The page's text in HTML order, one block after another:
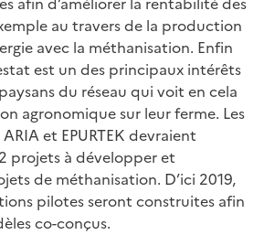
au travers de la production
avec la méthanisation. Enfin
est un des principaux intérêts
du réseau qui voit en cela
agronomique sur leur ferme. Les
et EPURTEK devraient
projets à développer et
de méthanisation. D’ici 2019,
pilotes seront construites afin
co-conçus.